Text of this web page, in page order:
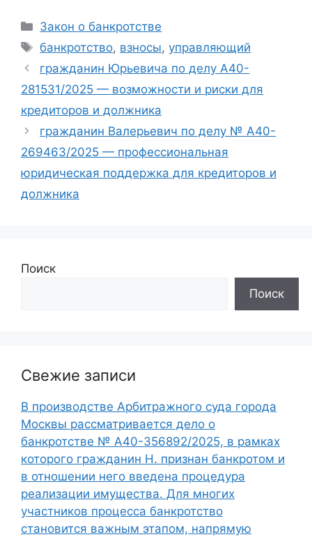
Рубрики
Закон о банкротстве
Метки
банкротство, взносы,управляющий
гражданин Юрьевича по делу А40-
281531/2025 — возможности и риски для
кредиторов и должника
гражданин Валерьевич по делу № А40-
269463/2025 — профессиональная
юридическая поддержка для кредиторов и
должника
Поиск
Поиск
Свежие записи
В производстве Арбитражного суда города
Москвы рассматривается дело о
банкротстве № А40-356892/2025, в рамках
которого гражданин Н. признан банкротом и
в отношении него введена процедура
реализации имущества. Для многих
участников процесса банкротство
становится важным этапом, напрямую